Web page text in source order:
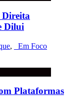
Dilui
, _Em Foco
Plataformas